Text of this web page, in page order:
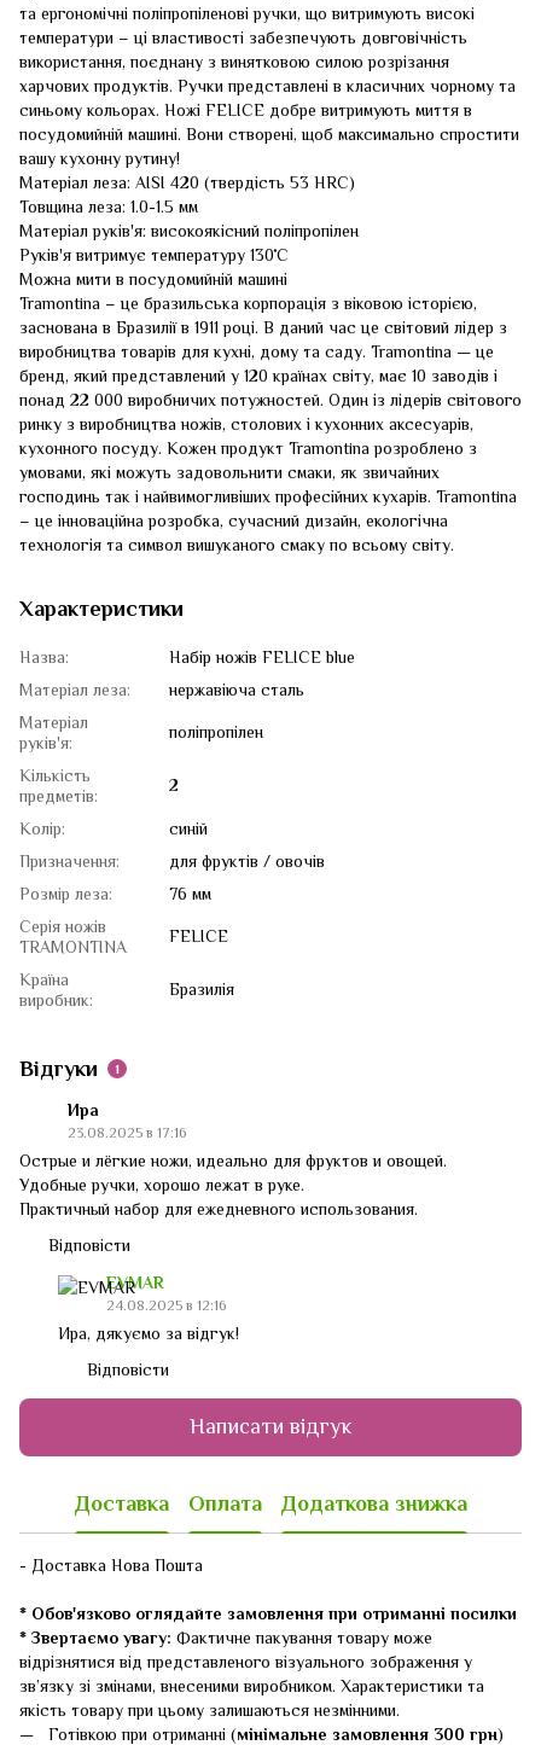
та ергономічні поліпропіленові ручки, що витримують високі
температури – ці властивості забезпечують довговічність
використання, поєднану з винятковою силою розрізання
харчових продуктів. Ручки представлені в класичних чорному та
синьому кольорах. Ножі FELICE добре витримують миття в
посудомийній машині. Вони створені, щоб максимально спростити
вашу кухонну рутину!
Матеріал леза: AISI 420 (твердість 53 HRC)
Товщина леза: 1.0-1.5 мм
Матеріал руків'я: високоякісний поліпропілен
Руків'я витримує температуру 130˚С
Можна мити в посудомийній машині
Tramontina – це бразильська корпорація з віковою історією,
заснована в Бразилії в 1911 році. В даний час це світовий лідер з
виробництва товарів для кухні, дому та саду. Tramontina — це
бренд, який представлений у 120 країнах світу, має 10 заводів і
понад 22 000 виробничих потужностей. Один із лідерів світового
ринку з виробництва ножів, столових і кухонних аксесуарів,
кухонного посуду. Кожен продукт Tramontina розроблено з
умовами, які можуть задовольнити смаки, як звичайних
господинь так і найвимогливіших професійних кухарів. Tramontina
– це інноваційна розробка, сучасний дизайн, екологічна
технологія та символ вишуканого смаку по всьому світу.
Характеристики
Назва:
Набір ножів FELICE blue
Матеріал леза:
нержавіюча сталь
Матеріал
руків'я:
поліпропілен
Кількість
предметів:
2
Колір:
синій
Призначення:
для фруктів / овочів
Розмір леза:
76 мм
Серія ножів
TRAMONTINA
FELICE
Країна
виробник:
Бразилія
Відгуки 1
Ира
23.08.2025 в 17:16
Острые и лёгкие ножи, идеально для фруктов и овощей.
Удобные ручки, хорошо лежат в руке.
Практичный набор для ежедневного использования.
Відповісти
EVMAR
24.08.2025 в 12:16
Ира, дякуємо за відгук!
Відповісти
Написати відгук
Доставка Оплата Додаткова знижка
- Доставка Нова Пошта
* Обов'язково оглядайте замовлення при отриманні посилки
* Звертаємо увагу: Фактичне пакування товару може
відрізнятися від представленого візуального зображення у
зв’язку зі змінами, внесеними виробником. Характеристики та
якість товару при цьому залишаються незмінними.
Готівкою при отриманні (мінімальне замовлення 300 грн)